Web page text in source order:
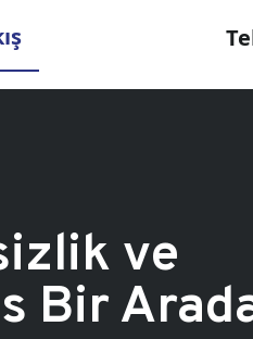
ve
Bir